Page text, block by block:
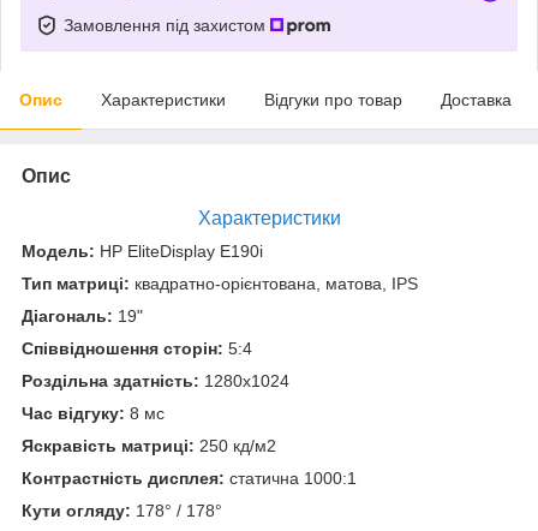
Замовлення під захистом
Опис Характеристики Відгуки про товар Доставка
Опис
Характеристики
Модель: HP EliteDisplay E190i
Тип матриці: квадратно-орієнтована, матова, IPS
Діагональ: 19"
Співвідношення сторін: 5:4
Роздільна здатність: 1280x1024
Час відгуку: 8 мс
Яскравість матриці: 250 кд/м2
Контрастність дисплея: статична 1000:1
Кути огляду: 178° / 178°